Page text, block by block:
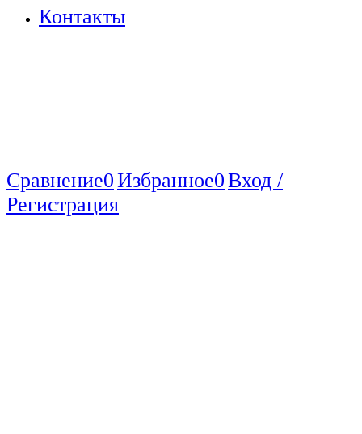
Контакты
Сравнение0Избранное0Вход /
Регистрация